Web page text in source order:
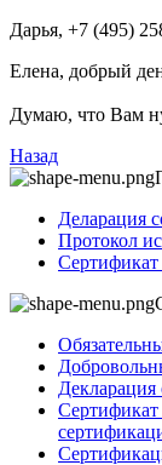
Дарья, +7 (495)
Елена, добрый
Думаю, что Вам
Назад
Деларация
Протокол
Сертификат